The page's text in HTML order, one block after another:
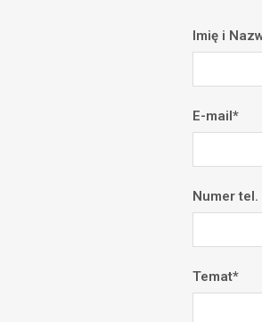
Imię i
E-mail*
Numer tel.
Temat*